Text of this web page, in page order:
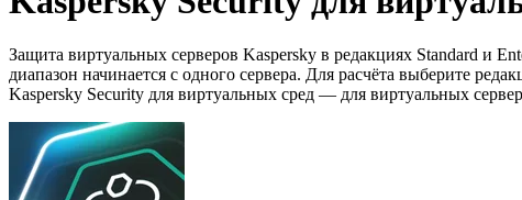
Защита виртуальных серверов Kaspersky в редакциях Standard и
диапазон начинается с одного сервера. Для расчёта выберите
Kaspersky Security для виртуальных сред — для виртуальных